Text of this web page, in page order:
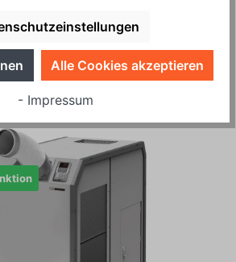
Alle Cookies akzeptieren
- Impressum